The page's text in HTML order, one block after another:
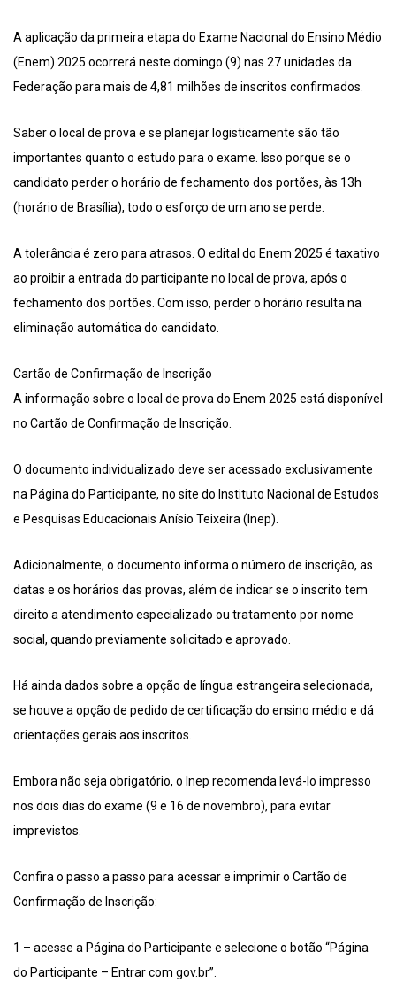
A aplicação da primeira etapa do Exame Nacional do Ensino Médio
(Enem) 2025 ocorrerá neste domingo (9) nas 27 unidades da
Federação para mais de 4,81 milhões de inscritos confirmados.
Saber o local de prova e se planejar logisticamente são tão
importantes quanto o estudo para o exame. Isso porque se o
candidato perder o horário de fechamento dos portões, às 13h
(horário de Brasília), todo o esforço de um ano se perde.
A tolerância é zero para atrasos. O edital do Enem 2025 é taxativo
ao proibir a entrada do participante no local de prova, após o
fechamento dos portões. Com isso, perder o horário resulta na
eliminação automática do candidato.
Cartão de Confirmação de Inscrição
A informação sobre o local de prova do Enem 2025 está disponível
no Cartão de Confirmação de Inscrição.
O documento individualizado deve ser acessado exclusivamente
na Página do Participante, no site do Instituto Nacional de Estudos
e Pesquisas Educacionais Anísio Teixeira (Inep).
Adicionalmente, o documento informa o número de inscrição, as
datas e os horários das provas, além de indicar se o inscrito tem
direito a atendimento especializado ou tratamento por nome
social, quando previamente solicitado e aprovado.
Há ainda dados sobre a opção de língua estrangeira selecionada,
se houve a opção de pedido de certificação do ensino médio e dá
orientações gerais aos inscritos.
Embora não seja obrigatório, o Inep recomenda levá-lo impresso
nos dois dias do exame (9 e 16 de novembro), para evitar
imprevistos.
Confira o passo a passo para acessar e imprimir o Cartão de
Confirmação de Inscrição:
1 – acesse a Página do Participante e selecione o botão “Página
do Participante – Entrar com gov.br”.